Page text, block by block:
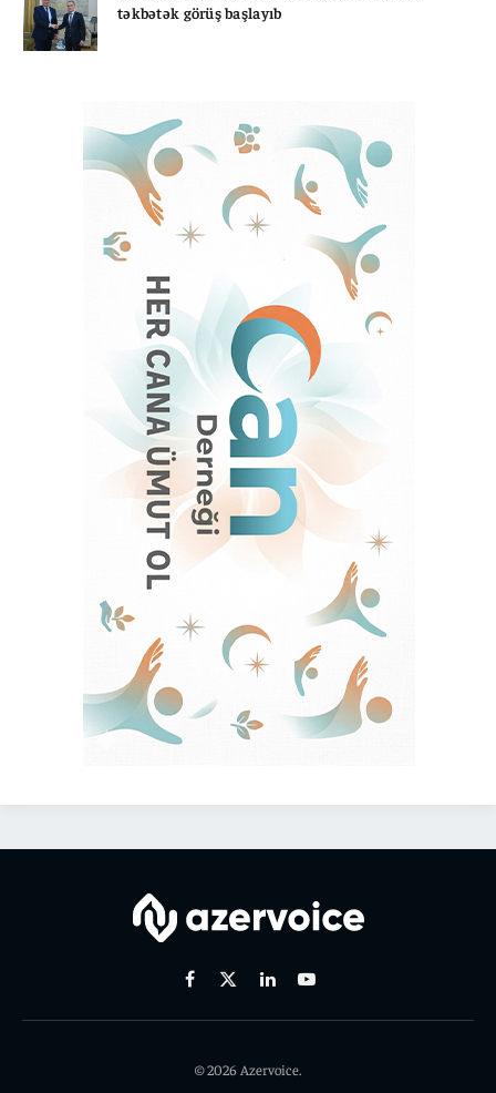
təkbətək görüş başlayıb
Facebook
X
LinkedinYoutube
© 2026 Azervoice.